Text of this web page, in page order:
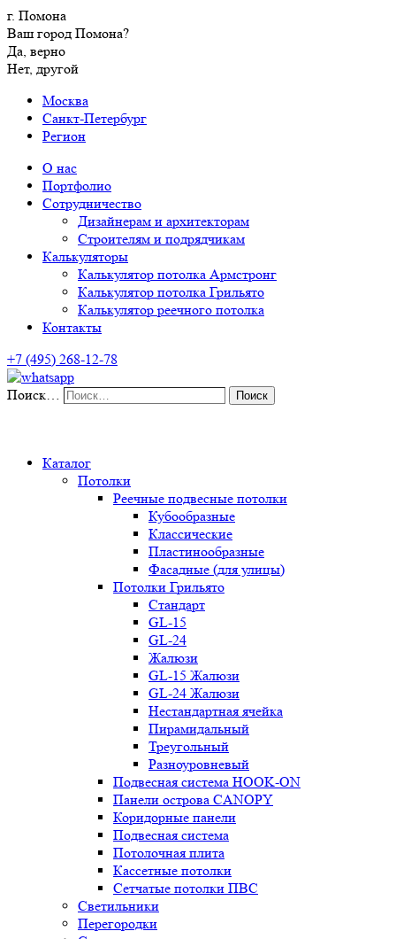
г. Помона
Ваш город Помона?
Да, верно
Нет, другой
Москва
Санкт-Петербург
Регион
О нас
Портфолио
Сотрудничество
Дизайнерам и архитекторам
Строителям и подрядчикам
Калькуляторы
Калькулятор потолка Армстронг
Калькулятор потолка Грильято
Калькулятор реечного потолка
Контакты
+7 (495) 268-12-78
Поиск… Поиск
Каталог
Потолки
Реечные подвесные потолки
Кубообразные
Классические
Пластинообразные
Фасадные (для улицы)
Потолки Грильято
Стандарт
GL-15
GL-24
Жалюзи
GL-15 Жалюзи
GL-24 Жалюзи
Нестандартная ячейка
Пирамидальный
Треугольный
Разноуровневый
Подвесная система HOOK-ON
Панели острова CANOPY
Коридорные панели
Подвесная система
Потолочная плита
Кассетные потолки
Сетчатые потолки ПВС
Светильники
Перегородки